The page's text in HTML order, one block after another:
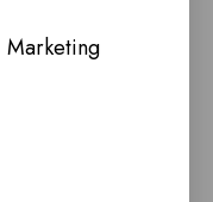
10.00 - 18.00
Marketing